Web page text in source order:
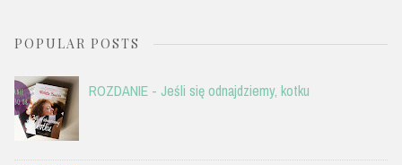
POPULAR POSTS
ROZDANIE - Jeśli się odnajdziemy, kotku